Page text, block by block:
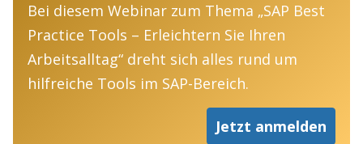
Bei diesem Webinar zum Thema „SAP Best
Practice Tools – Erleichtern Sie Ihren
Arbeitsalltag“ dreht sich alles rund um
hilfreiche Tools im SAP-Bereich.
Jetzt anmelden